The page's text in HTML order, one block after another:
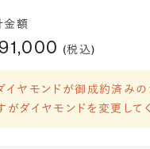
金額
(税込)
イヤモンドが御成約済み
がダイヤモンドを変更して